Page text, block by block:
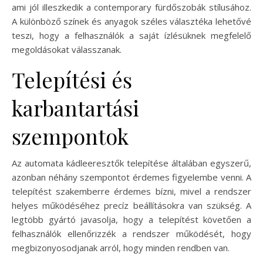
ami jól illeszkedik a contemporary fürdőszobák stílusához.
A különböző színek és anyagok széles választéka lehetővé
teszi, hogy a felhasználók a saját ízlésüknek megfelelő
megoldásokat válasszanak.
Telepítési és
karbantartási
szempontok
Az automata kádleeresztők telepítése általában egyszerű,
azonban néhány szempontot érdemes figyelembe venni. A
telepítést szakemberre érdemes bízni, mivel a rendszer
helyes működéséhez precíz beállításokra van szükség. A
legtöbb gyártó javasolja, hogy a telepítést követően a
felhasználók ellenőrizzék a rendszer működését, hogy
megbizonyosodjanak arról, hogy minden rendben van.